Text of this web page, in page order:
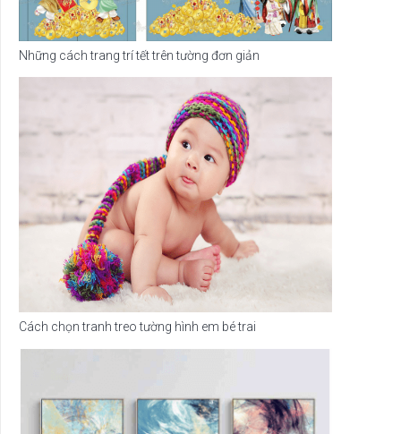
Những cách trang trí tết trên tường đơn giản
Cách chọn tranh treo tường hình em bé trai